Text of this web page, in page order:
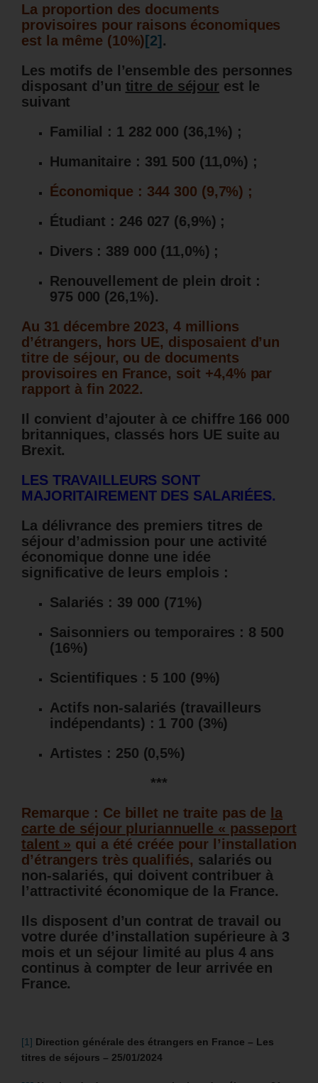
La proportion des documents
provisoires pour raisons économiques
est la même (10%) [2] .
Les motifs de l’ensemble des personnes
disposant d’un titre de séjour est le
suivant
Familial : 1 282 000 (36,1%) ;
Humanitaire : 391 500 (11,0%) ;
Économique : 344 300 (9,7%) ;
Étudiant : 246 027 (6,9%) ;
Divers : 389 000 (11,0%) ;
Renouvellement de plein droit :
975 000 (26,1%).
Au 31 décembre 2023, 4 millions
d’étrangers, hors UE, disposaient d’un
titre de séjour, ou de documents
provisoires en France, soit +4,4% par
rapport à fin 2022.
Il convient d’ajouter à ce chiffre 166 000
britanniques, classés hors UE suite au
Brexit.
LES TRAVAILLEURS SONT
MAJORITAIREMENT DES SALARIÉES.
La délivrance des premiers titres de
séjour d’admission pour une activité
économique donne une idée
significative de leurs emplois :
Salariés : 39 000 (71%)
Saisonniers ou temporaires : 8 500
(16%)
Scientifiques : 5 100 (9%)
Actifs non-salariés (travailleurs
indépendants) : 1 700 (3%)
Artistes : 250 (0,5%)
***
Remarque : Ce billet ne traite pas de
la
carte de séjour pluriannuelle « passeport
talent » qui a été créée pour l’installation
d’étrangers très qualifiés, salariés ou
non-salariés, qui doivent contribuer à
l’attractivité économique de la France.
Ils disposent d’un contrat de travail ou
votre durée d’installation supérieure à 3
mois et un séjour limité au plus 4 ans
continus à compter de leur arrivée en
France.
[1] Direction générale des étrangers en France – Les
titres de séjours – 25/01/2024